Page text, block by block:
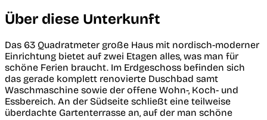
Über diese Unterkunft
Das 63 Quadratmeter große Haus mit nordisch-moderner
Einrichtung bietet auf zwei Etagen alles, was man für
schöne Ferien braucht. Im Erdgeschoss befinden sich
das gerade komplett renovierte Duschbad samt
Waschmaschine sowie der offene Wohn-, Koch- und
Essbereich. An der Südseite schließt eine teilweise
überdachte Gartenterrasse an, auf der man schöne